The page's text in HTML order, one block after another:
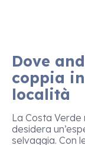
Dove
coppia
località
La Costa
desidera
selvaggia. Con